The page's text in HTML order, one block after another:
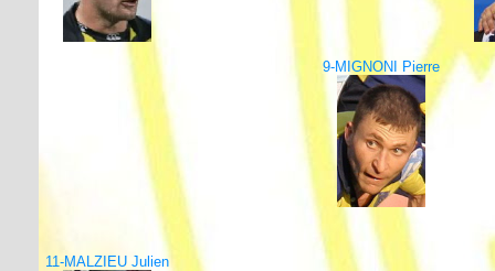
9-MIGNONI Pierre
11-MALZIEU Julien